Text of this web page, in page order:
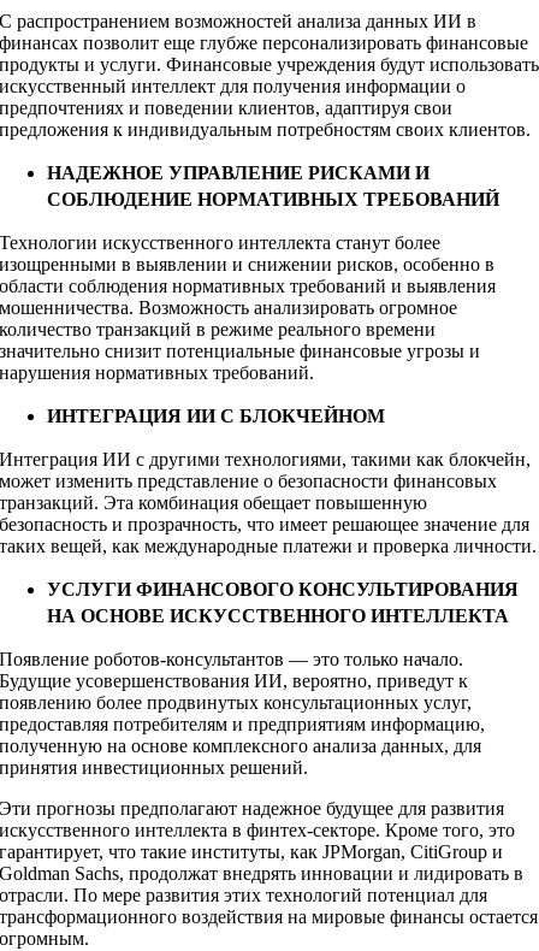
С распространением возможностей анализа данных ИИ в
финансах позволит еще глубже персонализировать финансовые
продукты и услуги. Финансовые учреждения будут использовать
искусственный интеллект для получения информации о
предпочтениях и поведении клиентов, адаптируя свои
предложения к индивидуальным потребностям своих клиентов.
НАДЕЖНОЕ УПРАВЛЕНИЕ РИСКАМИ И
СОБЛЮДЕНИЕ НОРМАТИВНЫХ ТРЕБОВАНИЙ
Технологии искусственного интеллекта станут более
изощренными в выявлении и снижении рисков, особенно в
области соблюдения нормативных требований и выявления
мошенничества. Возможность анализировать огромное
количество транзакций в режиме реального времени
значительно снизит потенциальные финансовые угрозы и
нарушения нормативных требований.
ИНТЕГРАЦИЯ ИИ С БЛОКЧЕЙНОМ
Интеграция ИИ с другими технологиями, такими как блокчейн,
может изменить представление о безопасности финансовых
транзакций. Эта комбинация обещает повышенную
безопасность и прозрачность, что имеет решающее значение для
таких вещей, как международные платежи и проверка личности.
УСЛУГИ ФИНАНСОВОГО КОНСУЛЬТИРОВАНИЯ
НА ОСНОВЕ ИСКУССТВЕННОГО ИНТЕЛЛЕКТА
Появление роботов-консультантов — это только начало.
Будущие усовершенствования ИИ, вероятно, приведут к
появлению более продвинутых консультационных услуг,
предоставляя потребителям и предприятиям информацию,
полученную на основе комплексного анализа данных, для
принятия инвестиционных решений.
Эти прогнозы предполагают надежное будущее для развития
искусственного интеллекта в финтех-секторе. Кроме того, это
гарантирует, что такие институты, как JPMorgan, CitiGroup и
Goldman Sachs, продолжат внедрять инновации и лидировать в
отрасли. По мере развития этих технологий потенциал для
трансформационного воздействия на мировые финансы остается
огромным.